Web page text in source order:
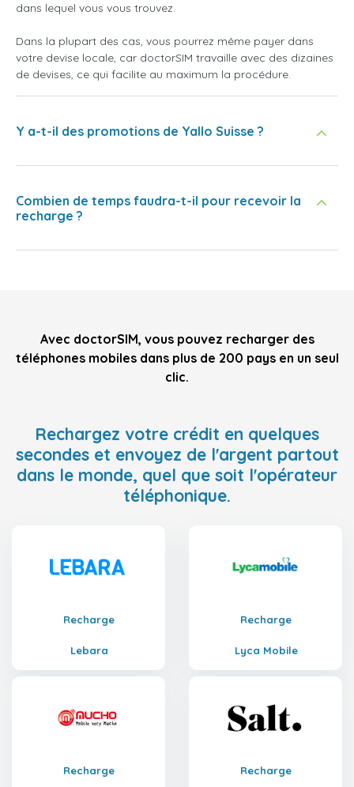
dans lequel vous vous trouvez.
Dans la plupart des cas, vous pourrez même payer dans
votre devise locale, car doctorSIM travaille avec des dizaines
de devises, ce qui facilite au maximum la procédure.
Y a-t-il des promotions de Yallo Suisse ?
Combien de temps faudra-t-il pour recevoir la
recharge ?
Avec doctorSIM, vous pouvez recharger des
téléphones mobiles dans plus de 200 pays en un seul
clic.
Rechargez votre crédit en quelques
secondes et envoyez de l'argent partout
dans le monde, quel que soit l'opérateur
téléphonique.
Recharge
Lebara
Recharge
Lyca Mobile
Recharge Recharge